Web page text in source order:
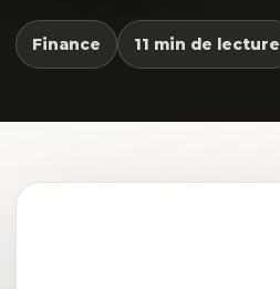
Finance 11 min de lecture